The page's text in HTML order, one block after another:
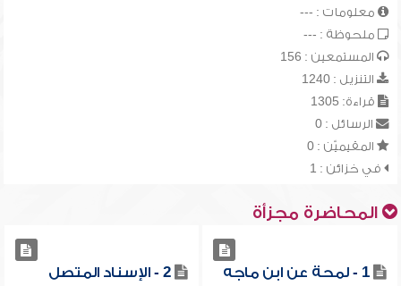
معلومات : ---
ملحوظة : ---
المستمعين : 156
التنزيل : 1240
قراءة: 1305
الرسائل : 0
المقيميّن : 0
في خزائن : 1
المحاضرة مجزأة
1 - لمحة عن ابن ماجه
2 - الإسناد المتصل